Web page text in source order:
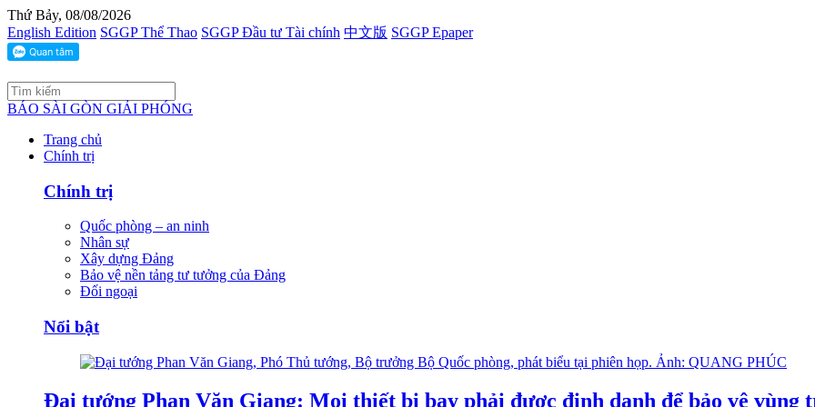
Thứ Bảy, 08/08/2026
English Edition SGGP Thể Thao SGGP Đầu tư Tài chính 中文版 SGGP Epaper
BÁO SÀI GÒN GIẢI PHÓNG
Trang chủ
Chính trị
Chính trị
Quốc phòng – an ninh
Nhân sự
Xây dựng Đảng
Bảo vệ nền tảng tư tưởng của Đảng
Đối ngoại
Nổi bật
Đại tướng Phan Văn Giang: Mọi thiết bị bay phải được định danh để bảo vệ vùng